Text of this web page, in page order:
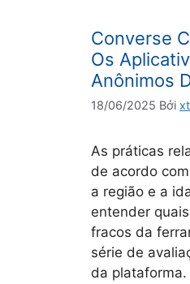
Converse
Os
Anônimos
18/06/2025 Bởi
As práticas
de acordo
a região e a
entender
fracos da
série de
da